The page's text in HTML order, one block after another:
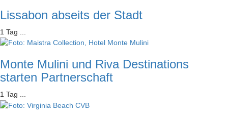
Lissabon abseits der Stadt
1 Tag ...
Monte Mulini und Riva Destinations
starten Partnerschaft
1 Tag ...